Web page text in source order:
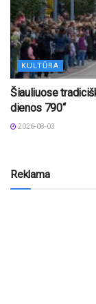
KULTŪRA
Šiauliuose
dienos 790“
2026-08-03
Reklama